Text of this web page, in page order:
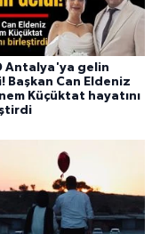
Antalya'ya gelin
Başkan Can Eldeniz
Küçüktat hayatını